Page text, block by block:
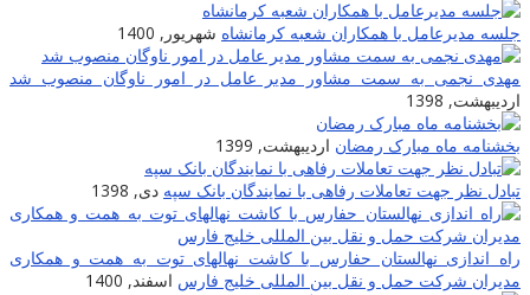
جلسه مدیرعامل با همکاران شعبه کرمانشاه شهریور, 1400
مهدی نجمی به سمت مشاور مدیر عامل در امور ناوگان منصوب شد
اردیبهشت, 1398
بخشنامه ماه مبارک رمضان اردیبهشت, 1399
تبادل نظر جهت تعاملات رفاهی با نمایندگان بانک سپه دی, 1398
راه اندازی نهالستان حفارس با کاشت نهالهای توت به همت و همکاری
مدیران شرکت حمل و نقل بین المللی خلیج فارس اسفند, 1400